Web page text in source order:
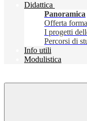
Didattica
Panoramica
Offerta
I progetti
Percorsi di
Info utili
Modulistica